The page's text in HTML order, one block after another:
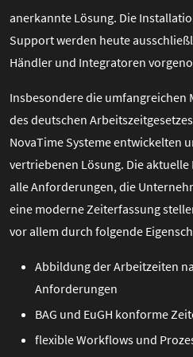
anerkannte Lösung. Die
Support werden heute
Händler und Integratoren
Insbesondere die
des deutschen
NovaTime Systeme entwickelten
vertriebenen Lösung. Die
alle Anforderungen, die
eine moderne Zeiterfassung
vor allem durch folgende
Abbildung der Arbeitzeiten
Anforderungen
BAG und EuGH konforme
flexible Workflows und